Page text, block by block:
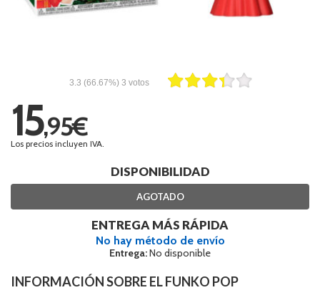
3.3 (66.67%) 3 votos
15,95€
Los precios incluyen IVA.
DISPONIBILIDAD
AGOTADO
ENTREGA MÁS RÁPIDA
No hay método de envío
Entrega:No disponible
INFORMACIÓN SOBRE EL FUNKO POP